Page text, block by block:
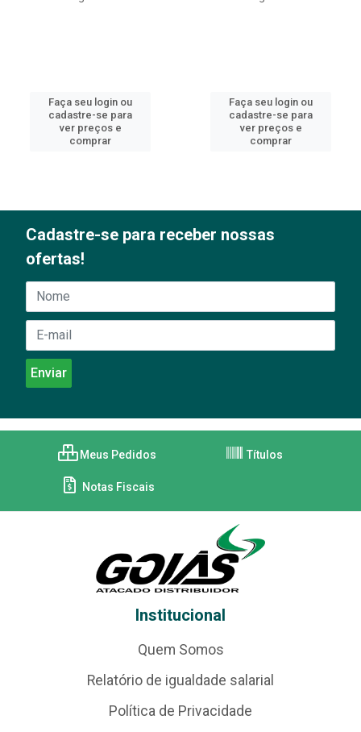
Faça seu login ou
cadastre-se para
ver preços e
comprar
Faça seu login ou
cadastre-se para
ver preços e
comprar
Cadastre-se para receber nossas
ofertas!
Meus Pedidos Títulos
Notas Fiscais
Institucional
Quem Somos
Relatório de igualdade salarial
Política de Privacidade